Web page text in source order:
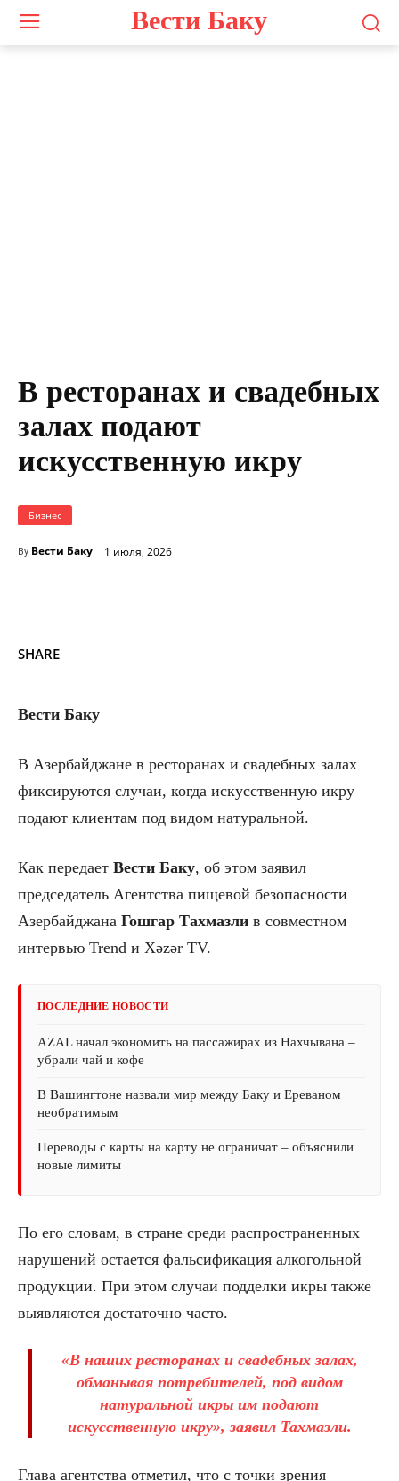
Вести Баку
В ресторанах и свадебных
залах подают
искусственную икру
Бизнес
By Вести Баку 1 июля, 2026
SHARE
Вести Баку
В Азербайджане в ресторанах и свадебных залах
фиксируются случаи, когда искусственную икру
подают клиентам под видом натуральной.
Как передает Вести Баку, об этом заявил
председатель Агентства пищевой безопасности
Азербайджана Гошгар Тахмазли в совместном
интервью Trend и Xəzər TV.
ПОСЛЕДНИЕ НОВОСТИ
AZAL начал экономить на пассажирах из Нахчывана –
убрали чай и кофе
В Вашингтоне назвали мир между Баку и Ереваном
необратимым
Переводы с карты на карту не ограничат – объяснили
новые лимиты
По его словам, в стране среди распространенных
нарушений остается фальсификация алкогольной
продукции. При этом случаи подделки икры также
выявляются достаточно часто.
«В наших ресторанах и свадебных залах,
обманывая потребителей, под видом
натуральной икры им подают
искусственную икру», заявил Тахмазли.
Глава агентства отметил, что с точки зрения